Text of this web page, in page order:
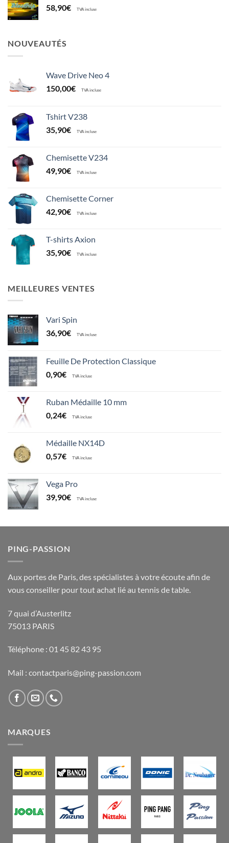
58,90€ TVA incluse
NOUVEAUTÉS
Wave Drive Neo 4
150,00€ TVA incluse
Tshirt V238
35,90€ TVA incluse
Chemisette V234
49,90€ TVA incluse
Chemisette Corner
42,90€ TVA incluse
T-shirts Axion
35,90€ TVA incluse
MEILLEURES VENTES
Vari Spin
36,90€ TVA incluse
Feuille De Protection Classique
0,90€ TVA incluse
Ruban Médaille 10 mm
0,24€ TVA incluse
Médaille NX14D
0,57€ TVA incluse
Vega Pro
39,90€ TVA incluse
PING-PASSION
Aux portes de Paris, des spécialistes à votre écoute afin de
vous conseiller pour tout achat lié au tennis de table.
7 quai d’Austerlitz
75013 PARIS
Téléphone : 01 45 82 43 95
Mail : contactparis@ping-passion.com
MARQUES